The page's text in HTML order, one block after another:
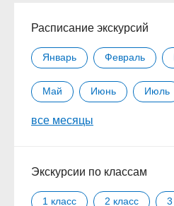
Расписание экскурсий
Январь Февраль
Май Июнь Июль
Сентябрь
все месяцы
Экскурсии по классам
1 класс 2 класс 3